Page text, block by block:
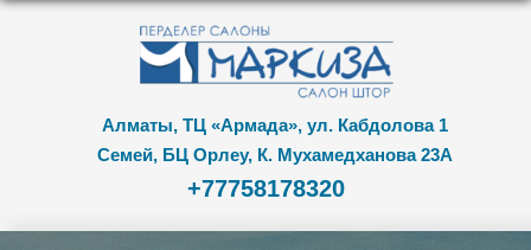
Алматы, ТЦ «Армада», ул. Кабдолова 1
Семей, БЦ Орлеу, К. Мухамедханова 23А
+77758178320